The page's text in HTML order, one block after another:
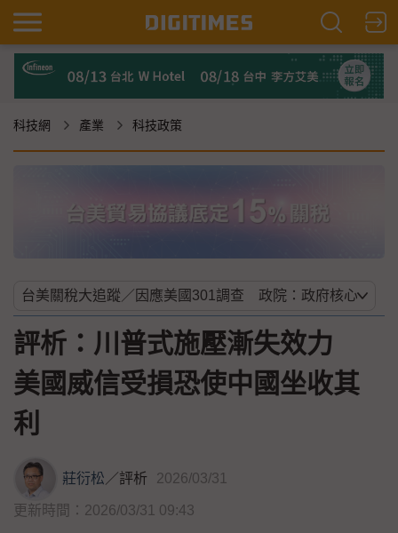
科技網 產業 科技政策
評析：川普式施壓漸失效力
美國威信受損恐使中國坐收其
利
莊衍松 ／評析 2026/03/31
更新時間：2026/03/31 09:43